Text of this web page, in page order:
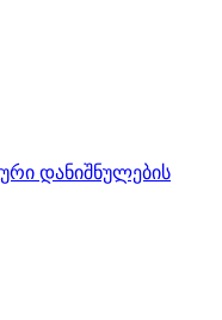
დანიშნულების